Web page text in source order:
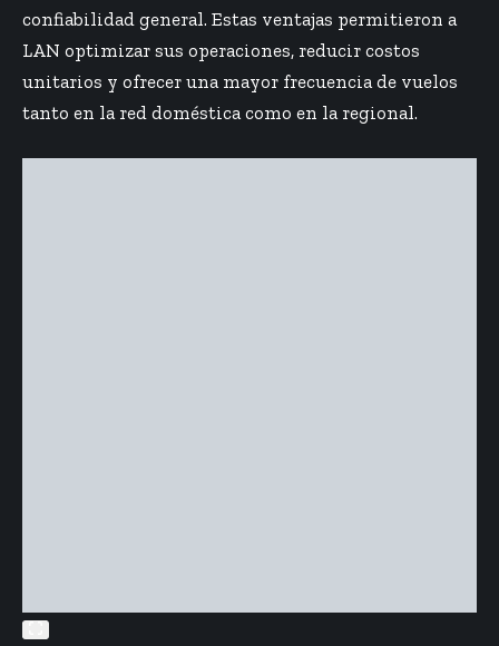
confiabilidad general. Estas ventajas permitieron a
LAN optimizar sus operaciones, reducir costos
unitarios y ofrecer una mayor frecuencia de vuelos
tanto en la red doméstica como en la regional.